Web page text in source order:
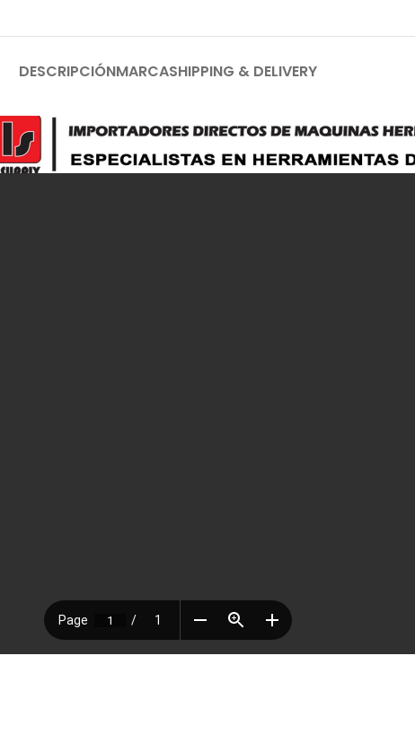
DESCRIPCIÓNMARCASHIPPING & DELIVERY